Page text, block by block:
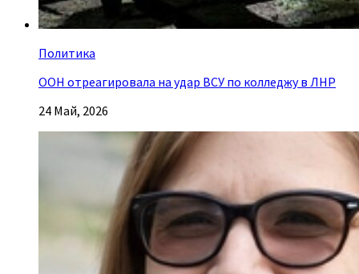
Политика
ООН отреагировала на удар ВСУ по колледжу в ЛНР
24 Май, 2026